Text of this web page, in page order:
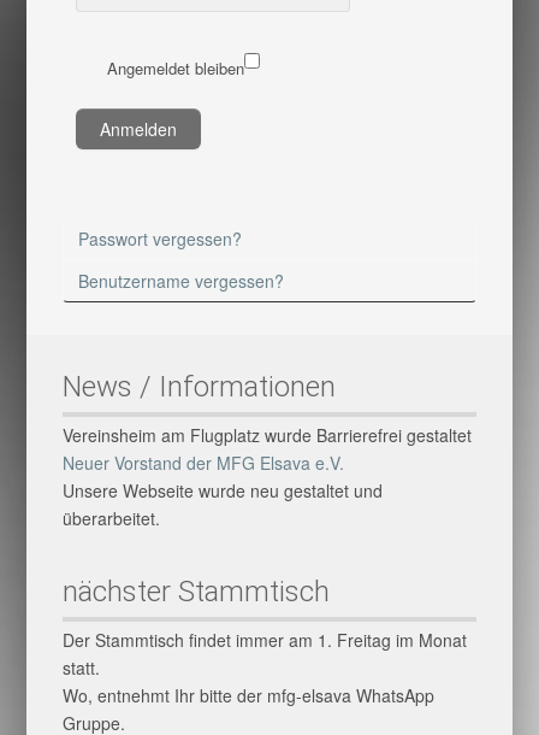
Angemeldet bleiben
Anmelden
Passwort vergessen?
Benutzername vergessen?
News / Informationen
Vereinsheim am Flugplatz wurde Barrierefrei gestaltet
Neuer Vorstand der MFG Elsava e.V.
Unsere Webseite wurde neu gestaltet und
überarbeitet.
nächster Stammtisch
Der Stammtisch findet immer am 1. Freitag im Monat
statt.
Wo, entnehmt Ihr bitte der mfg-elsava WhatsApp
Gruppe.